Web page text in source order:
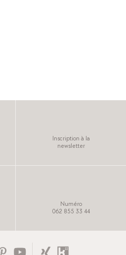
Inscription à la
newsletter
Numéro
062 855 33 44